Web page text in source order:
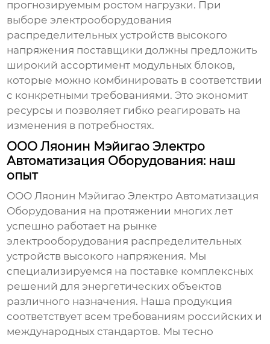
прогнозируемым ростом нагрузки. При
выбореэлектрооборудования
распределительных устройств высокого
напряжения поставщики должны предложить
широкий ассортимент модульных блоков,
которые можно комбинировать в соответствии
с конкретными требованиями. Это экономит
ресурсы и позволяет гибко реагировать на
изменения в потребностях.
ООО Ляонин Мэйигао Электро
Автоматизация Оборудования: наш
опыт
ООО Ляонин Мэйигао Электро Автоматизация
Оборудования на протяжении многих лет
успешно работает на рынке
электрооборудования распределительных
устройств высокого напряжения. Мы
специализируемся на поставке комплексных
решений для энергетических объектов
различного назначения. Наша продукция
соответствует всем требованиям российских и
международных стандартов. Мы тесно